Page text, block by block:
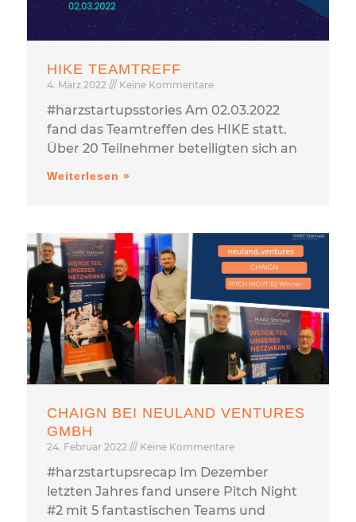
HIKE TEAMTREFF
4. März 2022 Keine Kommentare
#harzstartupsstories Am 02.03.2022
fand das Teamtreffen des HIKE statt.
Über 20 Teilnehmer beteiligten sich an
Weiterlesen »
CHAIGN BEI NEULAND VENTURES
GMBH
24. Februar 2022 Keine Kommentare
#harzstartupsrecap Im Dezember
letzten Jahres fand unsere Pitch Night
#2 mit 5 fantastischen Teams und